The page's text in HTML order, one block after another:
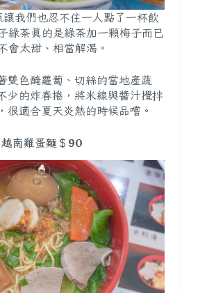
我們也忍不住一人點了一杯飲
綠茶真的是綠茶加一顆梅子而已
會太甜、相當解渴。
雙色醃蘿蔔、切絲的當地產蔬
少的炸春捲，將米線與醬汁攪拌
很適合夏天炎熱的時候品嚐。
越南雞蛋麵＄90